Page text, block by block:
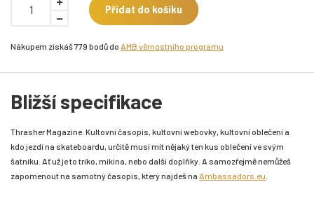
Přidat do košíku
Nákupem získáš 779 bodů do AMB věrnostního programu
Bližší specifikace
Thrasher Magazine. Kultovní časopis, kultovní webovky, kultovní oblečení a
kdo jezdí na skateboardu, určitě musí mít nějaký ten kus oblečení ve svým
šatníku. Ať už je to triko, mikina, nebo další doplňky. A samozřejmě nemůžeš
zapomenout na samotný časopis, který najdeš na Ambassadors.eu